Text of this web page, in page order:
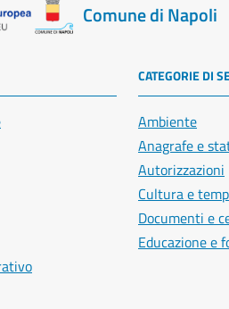
Comune di Napoli
CATEGORIE DI
Ambiente
Anagrafe e
Autorizzazioni
Cultura e
Documenti e
Educazione e